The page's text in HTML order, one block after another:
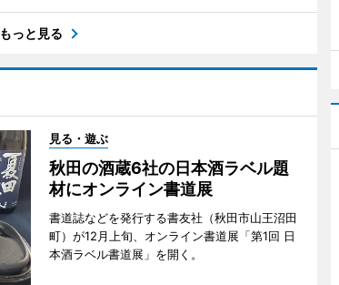
もっと見る
見る・遊ぶ
秋田の酒蔵6社の日本酒ラベル題
材にオンライン書道展
書道誌などを発行する書友社（秋田市山王沼田
町）が12月上旬、オンライン書道展「第1回 日
本酒ラベル書道展」を開く。